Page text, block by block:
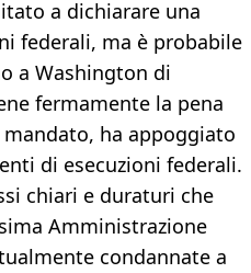
a dichiarare una
federali, ma è probabile
a Washington di
fermamente la pena
ha appoggiato
di esecuzioni federali.
chiari e duraturi che
Amministrazione
condannate a